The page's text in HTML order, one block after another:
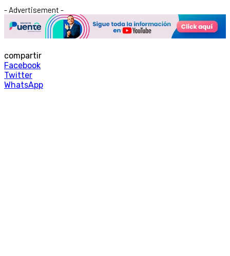
- Advertisement -
compartir
Facebook
Twitter
WhatsApp